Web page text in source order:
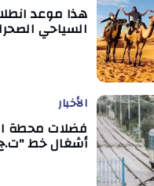
هذا موعد
السياحي
الأخبار
فضلات محطة
أشغال خط